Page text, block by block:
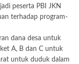
peserta PBI JKN
terhadap program-
dana desa untuk
A, B dan C untuk
untuk duduk dalam